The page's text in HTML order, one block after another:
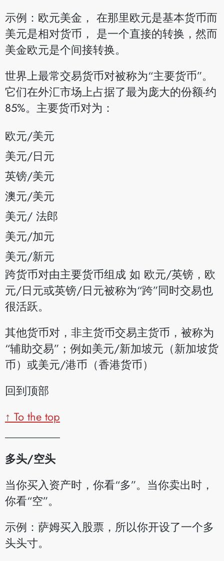
示例：欧元美金， 在那里欧元是基本货币而
美元是相对货币， 是一个直接的转换，然而
美金欧元是个间接转换。
世界上最常交易货币对被称为“主要货币”。
它们在外汇市场上占据了最为庞大的份额-约
85%。主要货币对为：
欧元/美元
美元/日元
英镑/美元
澳元/美元
美元/ 法郎
美元/加元
美元/新元
跨货币对由主要货币组成 如 欧元/英镑，欧
元/日元或英镑/日元被称为“跨”同时交易也
很活跃。
其他货币对，非主货币交易主货币，被称为
“辅助交易”；例如美元/新加坡元（新加坡货
币）或美元/港币（香港货币）
回到顶部
↑ To the top
多头/空头
当你买入资产时，你看“多”。当你卖出时，
你看“空”。
示例：萨姆买入股票，所以你开设了一个多
头头寸。